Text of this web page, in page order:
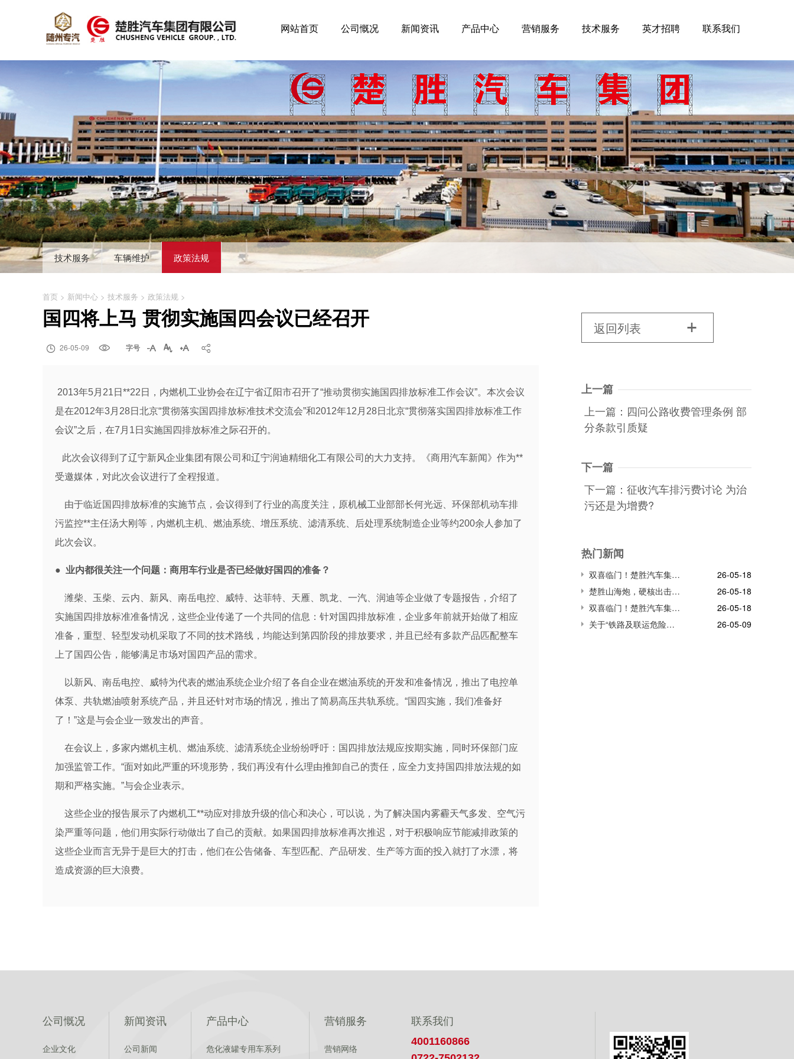
网站首页 公司慨况 新闻资讯 产品中心 营销服务 技术服务 英才招聘 联系我们
技术服务 车辆维护 政策法规
首页 > 新闻中心 > 技术服务 > 政策法规 >
国四将上马 贯彻实施国四会议已经召开
 26-05-09  字号    
2013年5月21日**22日，内燃机工业协会在辽宁省辽阳市召开了“推动贯彻实施国四排放标准工作会议”。本次会议
是在2012年3月28日北京“贯彻落实国四排放标准技术交流会”和2012年12月28日北京“贯彻落实国四排放标准工作
会议”之后，在7月1日实施国四排放标准之际召开的。
此次会议得到了辽宁新风企业集团有限公司和辽宁润迪精细化工有限公司的大力支持。《商用汽车新闻》作为**
受邀媒体，对此次会议进行了全程报道。
由于临近国四排放标准的实施节点，会议得到了行业的高度关注，原机械工业部部长何光远、环保部机动车排
污监控**主任汤大刚等，内燃机主机、燃油系统、增压系统、滤清系统、后处理系统制造企业等约200余人参加了
此次会议。
● 业内都很关注一个问题：商用车行业是否已经做好国四的准备？
潍柴、玉柴、云内、新风、南岳电控、威特、达菲特、天雁、凯龙、一汽、润迪等企业做了专题报告，介绍了
实施国四排放标准准备情况，这些企业传递了一个共同的信息：针对国四排放标准，企业多年前就开始做了相应
准备，重型、轻型发动机采取了不同的技术路线，均能达到第四阶段的排放要求，并且已经有多款产品匹配整车
上了国四公告，能够满足市场对国四产品的需求。
以新风、南岳电控、威特为代表的燃油系统企业介绍了各自企业在燃油系统的开发和准备情况，推出了电控单
体泵、共轨燃油喷射系统产品，并且还针对市场的情况，推出了简易高压共轨系统。“国四实施，我们准备好
了！”这是与会企业一致发出的声音。
在会议上，多家内燃机主机、燃油系统、滤清系统企业纷纷呼吁：国四排放法规应按期实施，同时环保部门应
加强监管工作。“面对如此严重的环境形势，我们再没有什么理由推卸自己的责任，应全力支持国四排放法规的如
期和严格实施。”与会企业表示。
这些企业的报告展示了内燃机工**动应对排放升级的信心和决心，可以说，为了解决国内雾霾天气多发、空气污
染严重等问题，他们用实际行动做出了自己的贡献。如果国四排放标准再次推迟，对于积极响应节能减排政策的
这些企业而言无异于是巨大的打击，他们在公告储备、车型匹配、产品研发、生产等方面的投入就打了水漂，将
造成资源的巨大浪费。
返回列表 
上一篇
上一篇：四问公路收费管理条例 部
分条款引质疑
下一篇
下一篇：征收汽车排污费讨论 为治
污还是为增费?
热门新闻
双喜临门！楚胜汽车集团连获市、区两级高质量发展殊荣，董事长董鸣勇荣获突出贡献企业家称号
26-05-18
楚胜山海炮，硬核出击!雪域高原生命防线，我们并肩守护!
26-05-18
双喜临门！楚胜汽车集团连获市、区两级高质量发展殊荣，董事长董鸣勇荣获突出贡献企业家称号
26-05-18
关于“铁路及联运危险货物储运装备关键技术与应用”项目
26-05-09
公司慨况
企业文化
新闻资讯
公司新闻
产品中心
危化液罐专用车系列
营销服务
营销网络
联系我们
4001160866